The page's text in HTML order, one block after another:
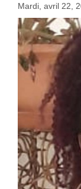
Mardi, avril 22,